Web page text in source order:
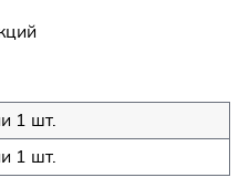
1 шт.
1 шт.